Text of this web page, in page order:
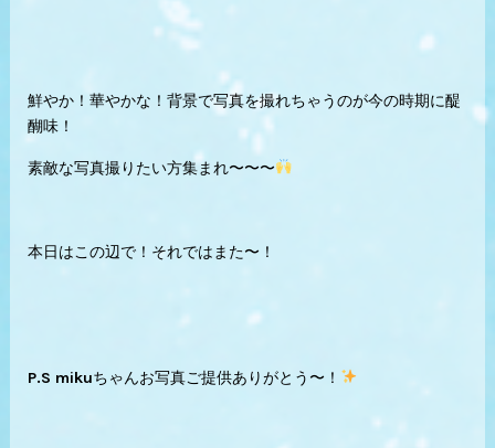
鮮やか！華やかな！背景で写真を撮れちゃうのが今の時期に醍
醐味！
素敵な写真撮りたい方集まれ〜〜〜
本日はこの辺で！それではまた〜！
P.S mikuちゃんお写真ご提供ありがとう〜！